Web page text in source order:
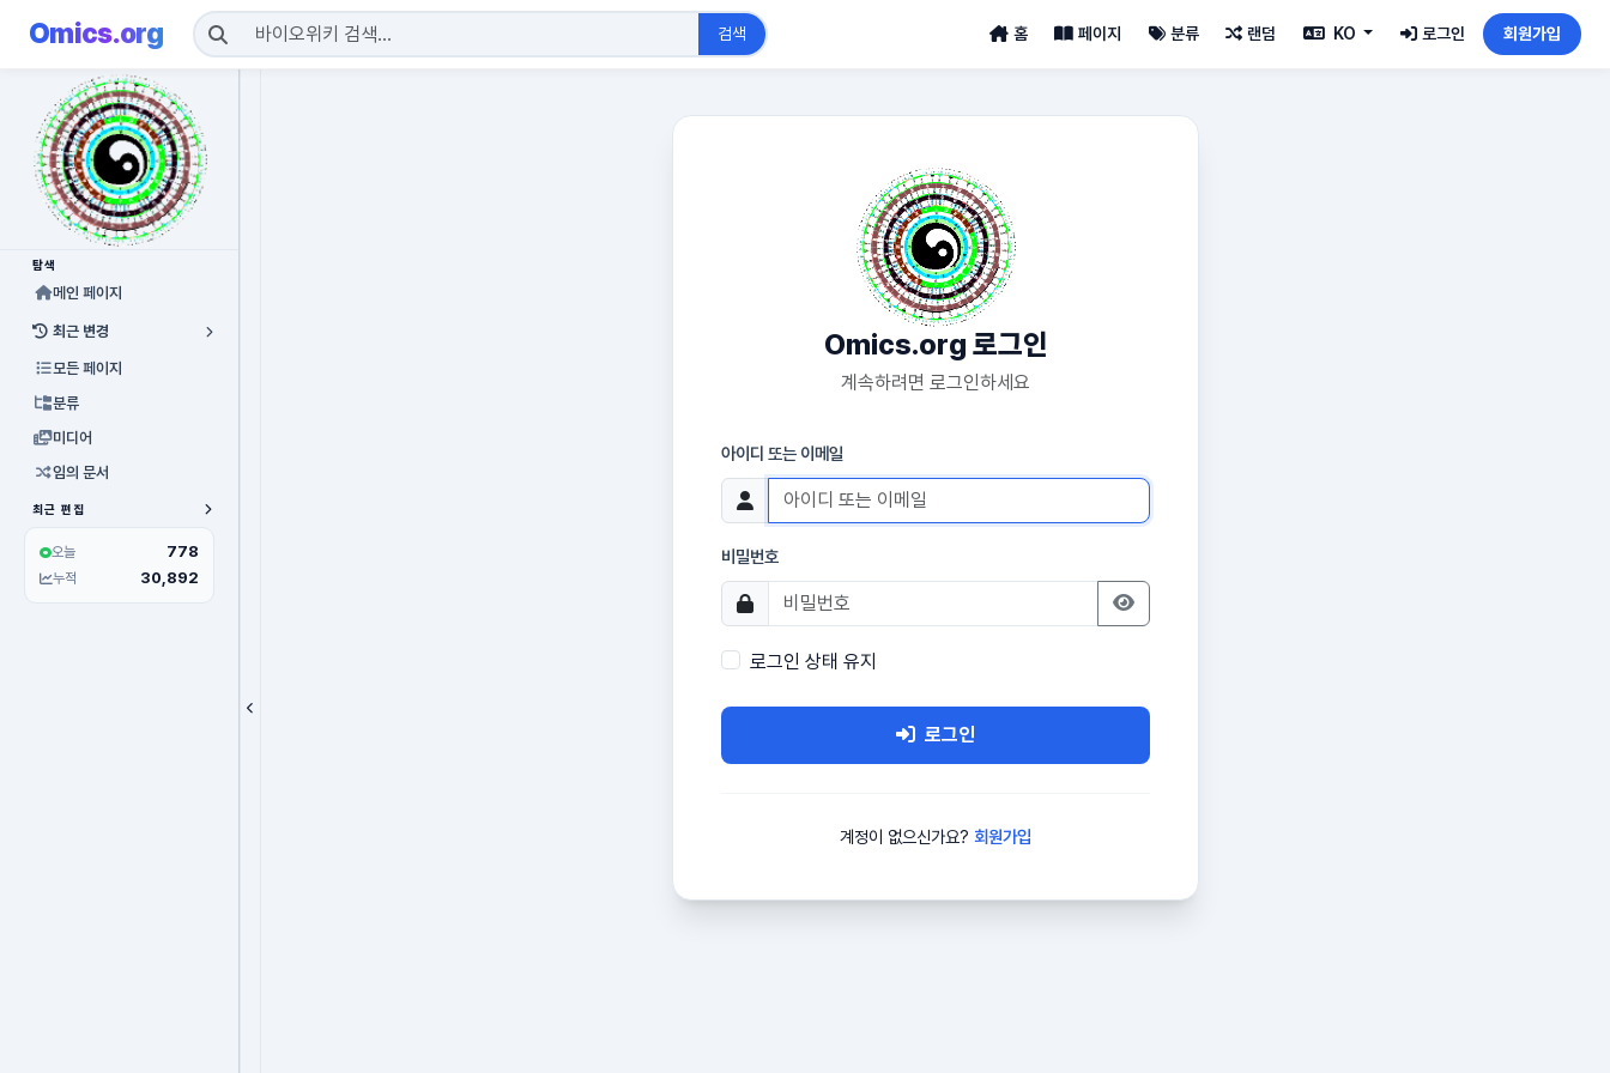
Omics.org 검색 홈 페이지 분류 랜덤 KO 로그인 회원가입
탐색
메인 페이지
최근 변경
모든 페이지
분류
미디어
임의 문서
최근 편집
오늘 778
누적 30,892
Omics.org 로그인
계속하려면 로그인하세요
아이디 또는 이메일
비밀번호
로그인 상태 유지
로그인
계정이 없으신가요? 회원가입